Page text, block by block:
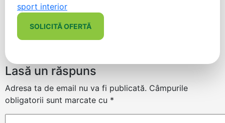
sport interior
SOLICITĂ OFERTĂ
Lasă un răspuns
Adresa ta de email nu va fi publicată. Câmpurile
obligatorii sunt marcate cu *